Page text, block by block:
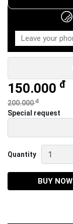
150.000 đ
200.000đ
Special request
Quantity
Hương
ốc
BUY NOW